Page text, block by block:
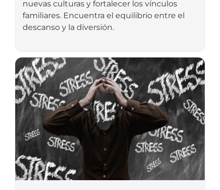
nuevas culturas y fortalecer los vínculos
familiares. Encuentra el equilibrio entre el
descanso y la diversión.